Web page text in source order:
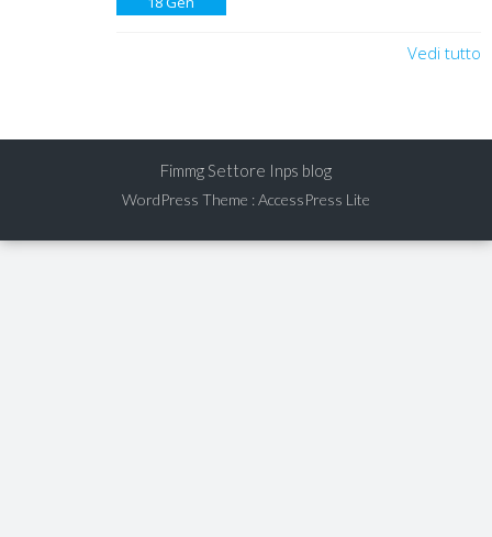
Vedi tutto
Fimmg Settore Inps blog
WordPress Theme :AccessPress Lite